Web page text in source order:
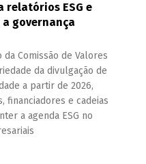
relatórios ESG e
governança
Comissão de Valores
da divulgação de
a partir de 2026,
financiadores e cadeias
a agenda ESG no